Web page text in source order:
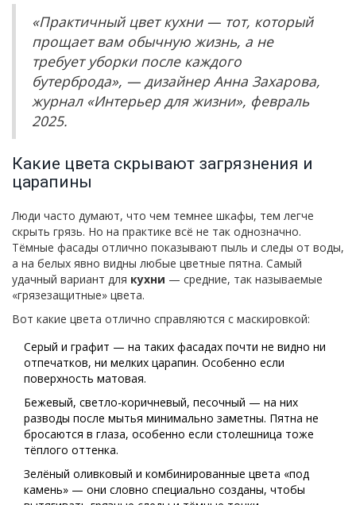
«Практичный цвет кухни — тот, который
прощает вам обычную жизнь, а не
требует уборки после каждого
бутерброда», — дизайнер Анна Захарова,
журнал «Интерьер для жизни», февраль
2025.
Какие цвета скрывают загрязнения и
царапины
Люди часто думают, что чем темнее шкафы, тем легче
скрыть грязь. Но на практике всё не так однозначно.
Тёмные фасады отлично показывают пыль и следы от воды,
а на белых явно видны любые цветные пятна. Самый
удачный вариант для кухни — средние, так называемые
«грязезащитные» цвета.
Вот какие цвета отлично справляются с маскировкой:
Серый и графит — на таких фасадах почти не видно ни
отпечатков, ни мелких царапин. Особенно если
поверхность матовая.
Бежевый, светло-коричневый, песочный — на них
разводы после мытья минимально заметны. Пятна не
бросаются в глаза, особенно если столешница тоже
тёплого оттенка.
Зелёный оливковый и комбинированные цвета «под
камень» — они словно специально созданы, чтобы